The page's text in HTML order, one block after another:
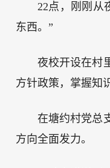
22点，刚刚从
东西。”
夜校开设在村
方针政策，掌握知
在塘约村党总
方向全面发力。